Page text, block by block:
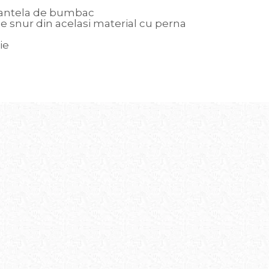
de bumbac
snur din acelasi material cu perna